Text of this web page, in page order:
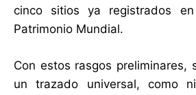
cinco sitios ya registrados
Patrimonio Mundial.
Con estos rasgos preliminares,
un trazado universal, como